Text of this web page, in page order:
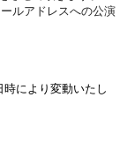
ルアドレスへの公演
により変動いたし